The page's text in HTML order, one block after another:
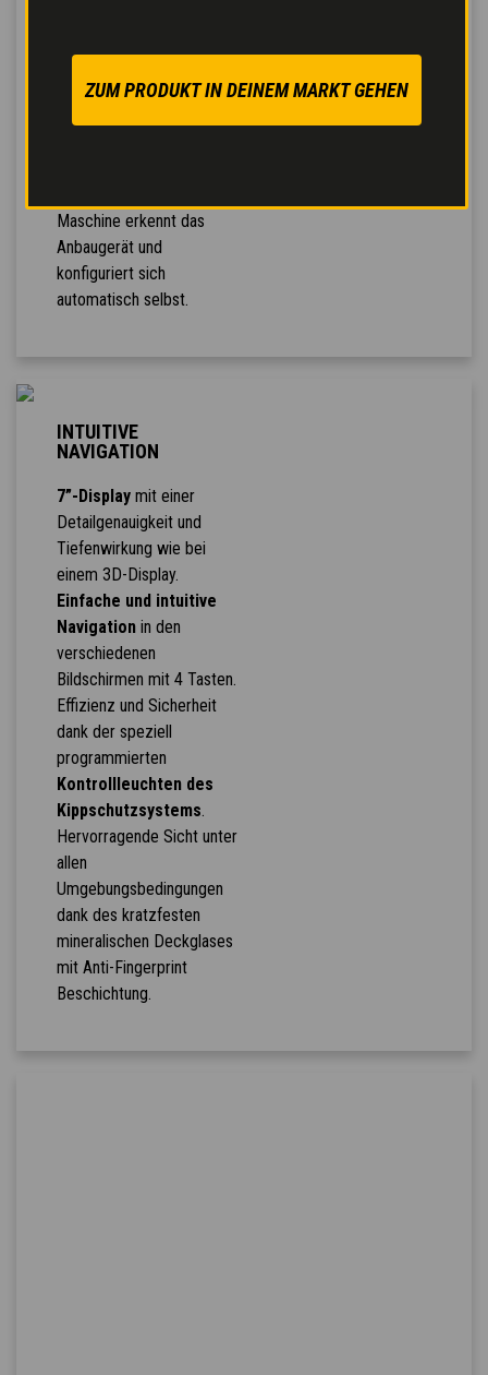
ZUM PRODUKT IN DEINEM MARKT GEHEN
Betonkübel,
Kehrmaschinen,
Maschine erkennt das
Anbaugerät und
konfiguriert sich
automatisch selbst.
INTUITIVE
NAVIGATION
7”-Displaymit einer
Detailgenauigkeit und
Tiefenwirkung wie bei
einem 3D-Display.
Einfache und intuitive
Navigationin den
verschiedenen
Bildschirmen mit 4 Tasten.
Effizienz und Sicherheit
dank der speziell
programmierten
Kontrollleuchten des
Kippschutzsystems.
Hervorragende Sicht unter
allen
Umgebungsbedingungen
dank des kratzfesten
mineralischen Deckglases
mit Anti-Fingerprint
Beschichtung.